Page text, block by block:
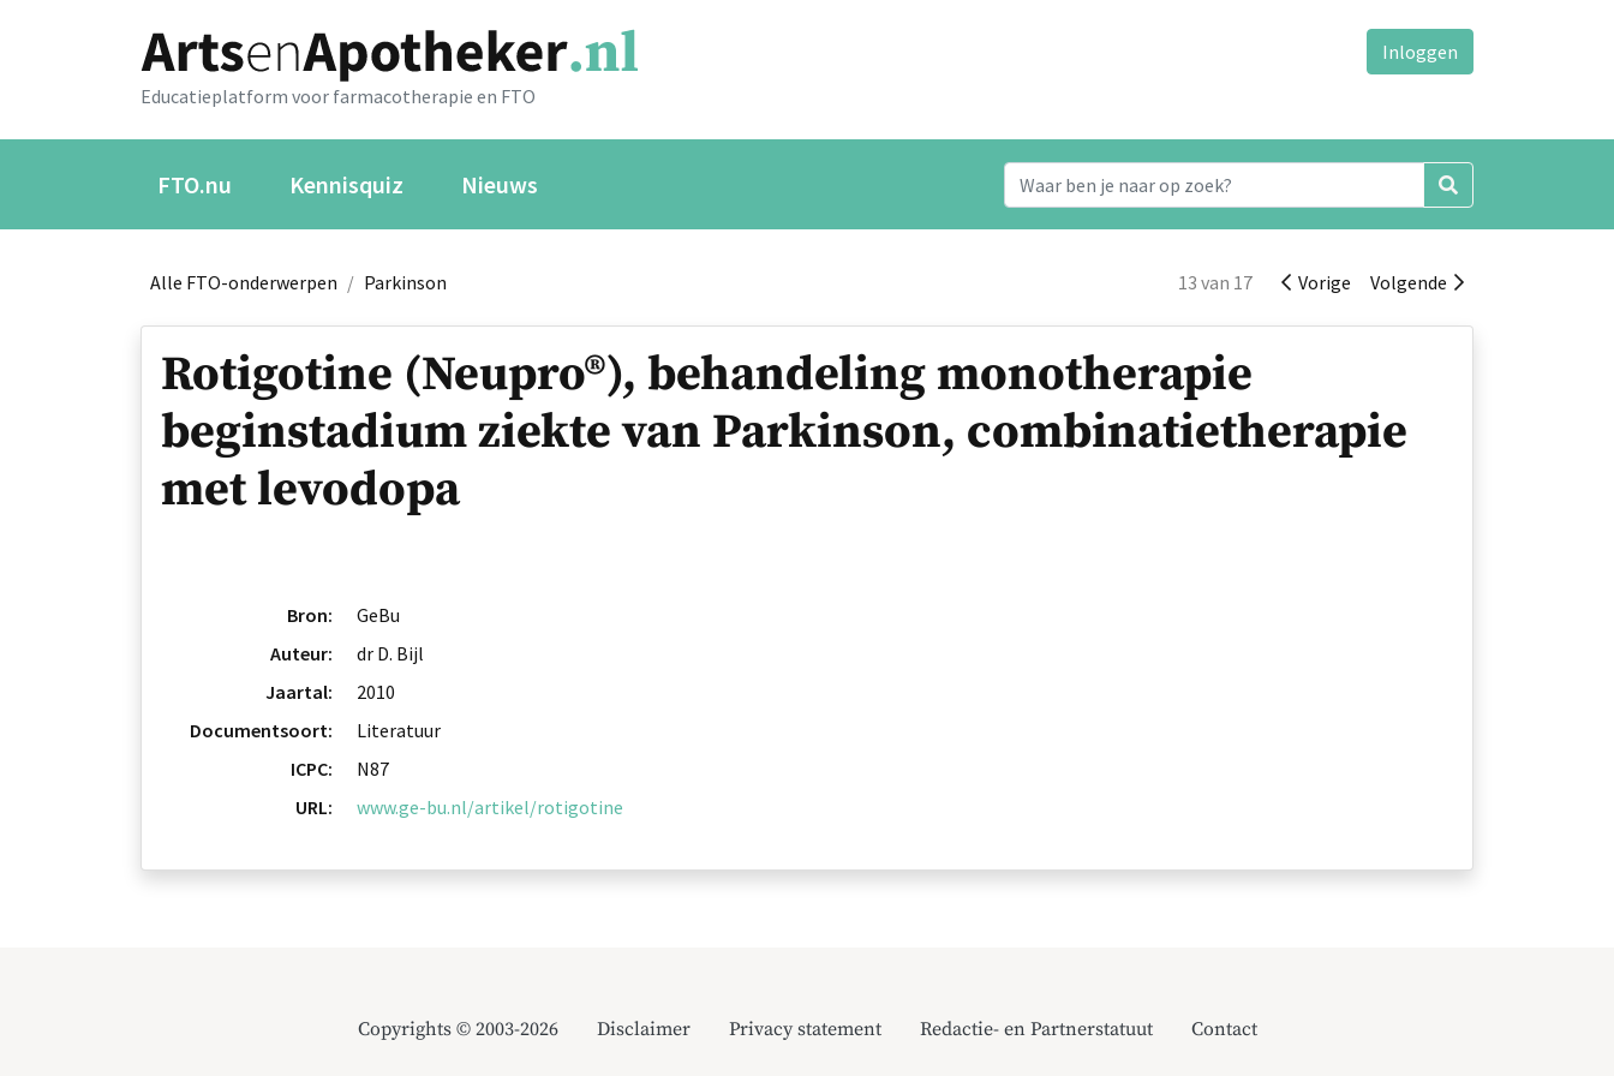
Educatieplatform voor farmacotherapie en FTO
Inloggen
FTO.nu Kennisquiz Nieuws
Alle FTO-onderwerpen / Parkinson 13 van 17 Vorige Volgende
Rotigotine (Neupro®), behandeling monotherapie
beginstadium ziekte van Parkinson, combinatietherapie
met levodopa
Bron:
GeBu
Auteur:
dr D. Bijl
Jaartal:
2010
Documentsoort:
Literatuur
ICPC:
N87
URL:
www.ge-bu.nl/artikel/rotigotine
Copyrights © 2003-2026 Disclaimer Privacy statement Redactie- en Partnerstatuut Contact